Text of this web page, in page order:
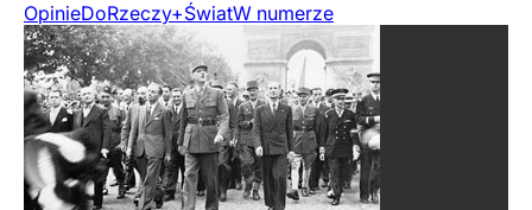
OpinieDoRzeczy+ŚwiatW numerze